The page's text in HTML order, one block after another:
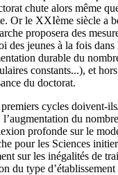
chute alors même
Or le XXIème siècle a
proposera des
des jeunes à la fois
durable du
constants...), et
du doctorat.
cycles doivent-
du
profonde sur le
pour les Sciences
sur les inégalités de
du type d’établissement